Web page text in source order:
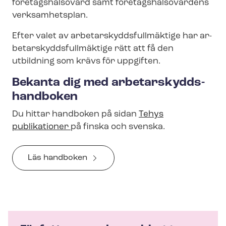
företagshälsovård samt fö­re­tags­häl­so­vår­dens
verksamhetsplan.
Efter valet av ar­be­tar­skydds­full­mäk­ti­ge har ar­
be­tar­skydds­full­mäk­ti­ge rätt att få den
utbildning som krävs för uppgiften.
Bekanta dig med ar­be­tar­skydds­
hand­bo­ken
Du hittar handboken på sidan Tehys
publikationer på finska och svenska.
Läs handboken